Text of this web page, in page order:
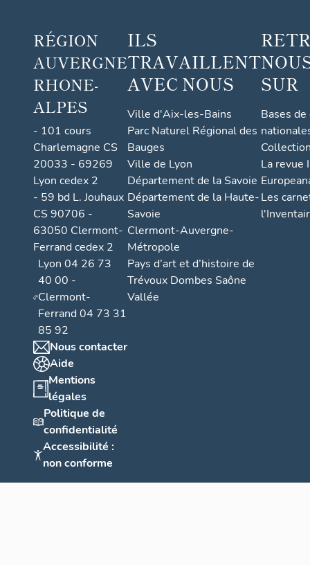
RÉGION
AUVERGNE
RHONE-
ALPES
- 101 cours
Charlemagne CS
20033 - 69269
Lyon cedex 2
- 59 bd L. Jouhaux
CS 90706 -
63050 Clermont-
Ferrand cedex 2
Lyon 04 26 73
40 00 -
Clermont-
Ferrand 04 73 31
85 92
Nous contacter
Aide
Mentions
légales
Politique de
confidentialité
Accessibilité :
non conforme
ILS
TRAVAILLENT
AVEC NOUS
Ville d'Aix-les-Bains
Parc Naturel Régional des
Bauges
Ville de Lyon
Département de la Savoie
Département de la Haute-
Savoie
Clermont-Auvergne-
Métropole
Pays d’art et d’histoire de
Trévoux Dombes Saône
Vallée
SUR
Bases
La revue
Les